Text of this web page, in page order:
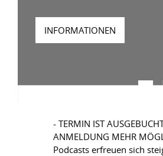
INFORMATIONEN
- TERMIN IST
ANMELDUNG MEHR
Podcasts erfreuen sich